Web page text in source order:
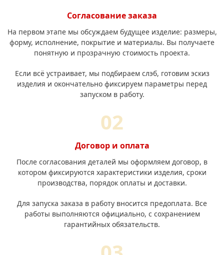
Согласование заказа
На первом этапе мы обсуждаем будущее изделие: размеры,
форму, исполнение, покрытие и материалы. Вы получаете
понятную и прозрачную стоимость проекта.
Если всё устраивает, мы подбираем слэб, готовим эскиз
изделия и окончательно фиксируем параметры перед
запуском в работу.
Договор и оплата
После согласования деталей мы оформляем договор, в
котором фиксируются характеристики изделия, сроки
производства, порядок оплаты и доставки.
Для запуска заказа в работу вносится предоплата. Все
работы выполняются официально, с сохранением
гарантийных обязательств.